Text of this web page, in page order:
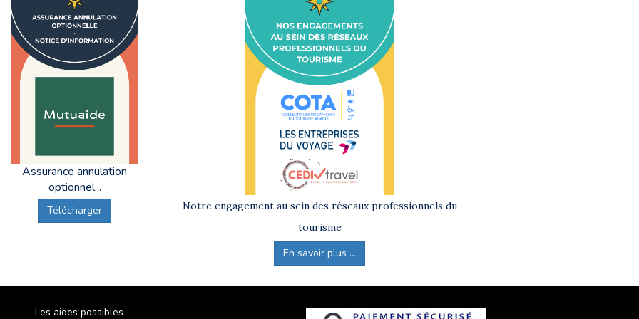
Assurance annulation
optionnel...
Télécharger
Notre engagement au sein des réseaux professionnels du
tourisme
En savoir plus ...
Les aides possibles